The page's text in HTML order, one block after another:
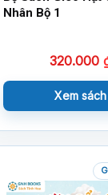
Nhân Bộ 1
320.000
Xem sách